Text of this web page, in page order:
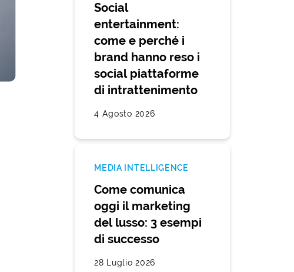
Social
entertainment:
come e perché i
brand hanno reso i
social piattaforme
di intrattenimento
4 Agosto 2026
MEDIA INTELLIGENCE
Come comunica
oggi il marketing
del lusso: 3 esempi
di successo
28 Luglio 2026